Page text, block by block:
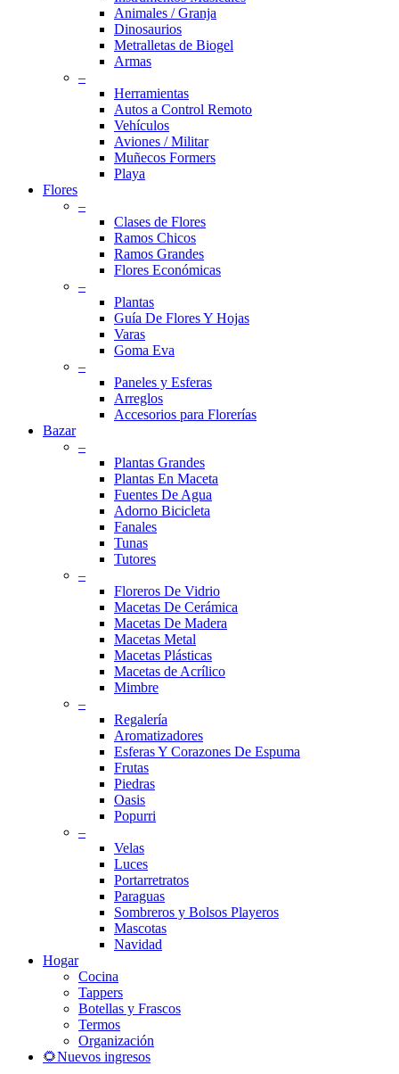
Animales / Granja
Dinosaurios
Metralletas de Biogel
Armas
–
Herramientas
Autos a Control Remoto
Vehículos
Aviones / Militar
Muñecos Formers
Playa
Flores
–
Clases de Flores
Ramos Chicos
Ramos Grandes
Flores Económicas
–
Plantas
Guía De Flores Y Hojas
Varas
Goma Eva
–
Paneles y Esferas
Arreglos
Accesorios para Florerías
Bazar
–
Plantas Grandes
Plantas En Maceta
Fuentes De Agua
Adorno Bicicleta
Fanales
Tunas
Tutores
–
Floreros De Vidrio
Macetas De Cerámica
Macetas De Madera
Macetas Metal
Macetas Plásticas
Macetas de Acrílico
Mimbre
–
Regalería
Aromatizadores
Esferas Y Corazones De Espuma
Frutas
Piedras
Oasis
Popurri
–
Velas
Luces
Portarretratos
Paraguas
Sombreros y Bolsos Playeros
Mascotas
Navidad
Hogar
Cocina
Tappers
Botellas y Frascos
Termos
Organización
🌻Nuevos ingresos